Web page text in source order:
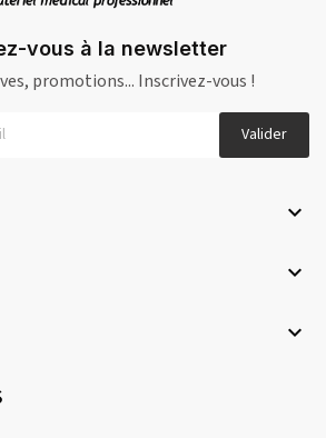
vous à la newsletter
promotions... Inscrivez-vous !
Valider


